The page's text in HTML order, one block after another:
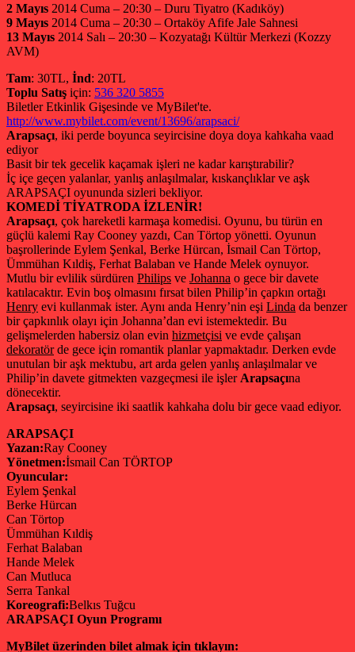
2 Mayıs 2014 Cuma – 20:30 – Duru Tiyatro (Kadıköy)
9 Mayıs 2014 Cuma – 20:30 – Ortaköy Afife Jale Sahnesi
13 Mayıs 2014 Salı – 20:30 – Kozyatağı Kültür Merkezi (Kozzy
AVM)
Tam: 30TL, İnd: 20TL
Toplu Satış için: 536 320 5855
Biletler Etkinlik Gişesinde ve MyBilet'te.
http://www.mybilet.com/event/13696/arapsaci/
Arapsaçı, iki perde boyunca seyircisine doya doya kahkaha vaad
ediyor
Basit bir tek gecelik kaçamak işleri ne kadar karıştırabilir?
İç içe geçen yalanlar, yanlış anlaşılmalar, kıskançlıklar ve aşk
ARAPSAÇI oyununda sizleri bekliyor.
KOMEDİ TİYATRODA İZLENİR!
Arapsaçı, çok hareketli karmaşa komedisi. Oyunu, bu türün en
güçlü kalemi Ray Cooney yazdı, Can Törtop yönetti. Oyunun
başrollerinde Eylem Şenkal, Berke Hürcan, İsmail Can Törtop,
Ümmühan Kıldiş, Ferhat Balaban ve Hande Melek oynuyor.
Mutlu bir evlilik sürdüren Philips ve Johanna o gece bir davete
katılacaktır. Evin boş olmasını fırsat bilen Philip’in çapkın ortağı
Henry evi kullanmak ister. Aynı anda Henry’nin eşi Linda da benzer
bir çapkınlık olayı için Johanna’dan evi istemektedir. Bu
gelişmelerden habersiz olan evin hizmetçisi ve evde çalışan
dekoratörde gece için romantik planlar yapmaktadır. Derken evde
unutulan bir aşk mektubu, art arda gelen yanlış anlaşılmalar ve
Philip’in davete gitmekten vazgeçmesi ile işler Arapsaçına
dönecektir.
Arapsaçı, seyircisine iki saatlik kahkaha dolu bir gece vaad ediyor.
ARAPSAÇI
Yazan:Ray Cooney
Yönetmen:İsmail Can TÖRTOP
Oyuncular:
Eylem Şenkal
Berke Hürcan
Can Törtop
Ümmühan Kıldiş
Ferhat Balaban
Hande Melek
Can Mutluca
Serra Tankal
Koreografi:Belkıs Tuğcu
ARAPSAÇI Oyun Programı
MyBilet üzerinden bilet almak için tıklayın: